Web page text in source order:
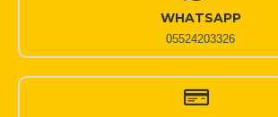
WHATSAPP
05524203326